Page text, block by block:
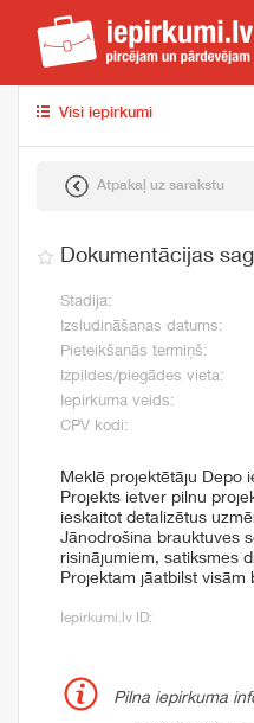
Visi iepirkumi
Atpakaļ uz sarakstu
Dokumentācijas
Stadija:
Izsludināšanas datums:
Pieteikšanās termiņš:
Izpildes/piegādes vieta:
Iepirkuma veids:
CPV kodi:
Meklē projektētāju Depo
Projekts ietver pilnu
ieskaitot detalizētus
Jānodrošina brauktuves
risinājumiem, satiksmes
Projektam jāatbilst
Iepirkumi.lv ID:
Pilna iepirkuma